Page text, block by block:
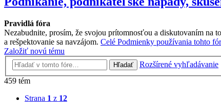
Pravidlá fóra
Nezabudnite, prosím, že svojou prítomnosťou a diskutovaním na
a rešpektovanie sa navzájom. Celé Podmienky používania tohto
Založiť novú tému
Hľadať
Rozšírené vyhľadávanie
459 tém
Strana 1 z 12